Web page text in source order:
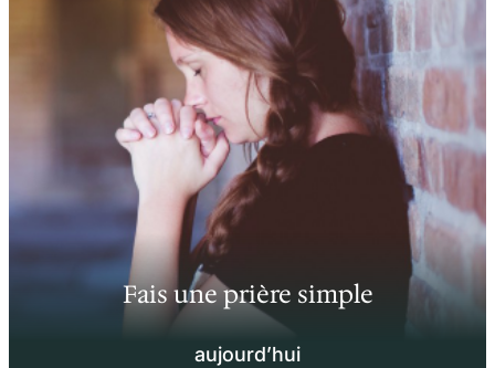
Fais une prière simple
aujourd’hui